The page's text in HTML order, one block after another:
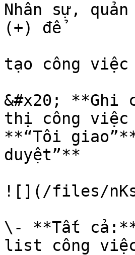
Nhân sự,
(+) để
tạo công việc
&#x20; **Ghi
thị công việc
**“Tôi
duyệt”**
![](/files/
\- **Tất cả:**
list công